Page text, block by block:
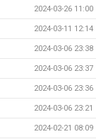
2024-03-26 11:00
2024-03-11 12:14
2024-03-06 23:38
2024-03-06 23:37
2024-03-06 23:36
2024-03-06 23:21
2024-02-21 08:09